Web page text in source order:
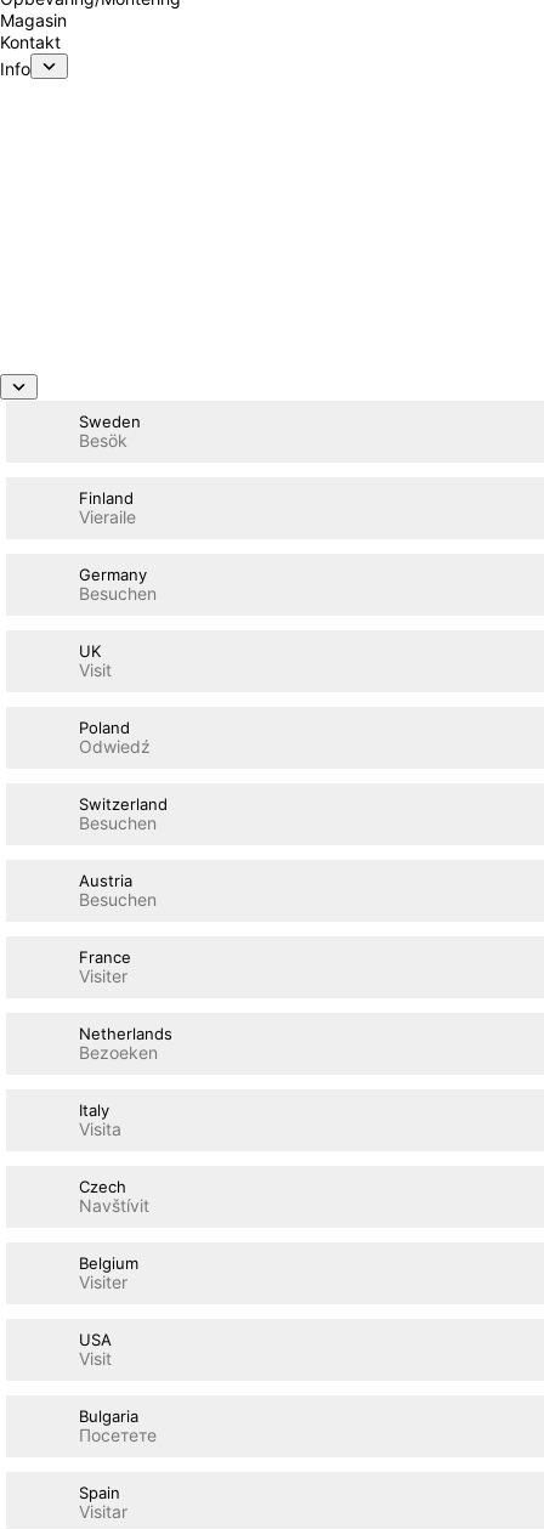
Magasin
Kontakt
Info
Sweden
Besök
Finland
Vieraile
Germany
Besuchen
UK
Visit
Poland
Odwiedź
Switzerland
Besuchen
Austria
Besuchen
France
Visiter
Netherlands
Bezoeken
Italy
Visita
Czech
Navštívit
Belgium
Visiter
USA
Visit
Bulgaria
Посетете
Spain
Visitar